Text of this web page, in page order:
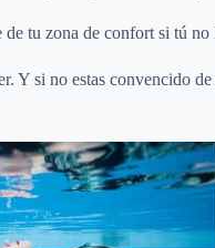
tu zona de confort si tú
Y si no estas convencido